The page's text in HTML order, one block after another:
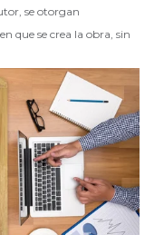
se otorgan
que se crea la obra, sin